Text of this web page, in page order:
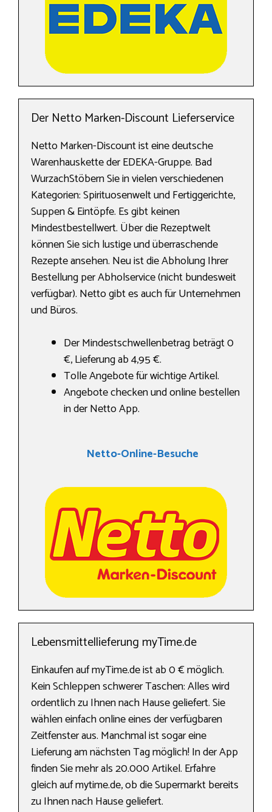
Der Netto Marken-Discount Lieferservice
Netto Marken-Discount ist eine deutsche
Warenhauskette der EDEKA-Gruppe. Bad
WurzachStöbern Sie in vielen verschiedenen
Kategorien: Spirituosenwelt und Fertiggerichte,
Suppen & Eintöpfe. Es gibt keinen
Mindestbestellwert. Über die Rezeptwelt
können Sie sich lustige und überraschende
Rezepte ansehen. Neu ist die Abholung Ihrer
Bestellung per Abholservice (nicht bundesweit
verfügbar). Netto gibt es auch für Unternehmen
und Büros.
Der Mindestschwellenbetrag beträgt 0
€, Lieferung ab 4,95 €.
Tolle Angebote für wichtige Artikel.
Angebote checken und online bestellen
in der Netto App.
Netto-Online-Besuche
Lebensmittellieferung myTime.de
Einkaufen auf myTime.de ist ab 0 € möglich.
Kein Schleppen schwerer Taschen: Alles wird
ordentlich zu Ihnen nach Hause geliefert. Sie
wählen einfach online eines der verfügbaren
Zeitfenster aus. Manchmal ist sogar eine
Lieferung am nächsten Tag möglich! In der App
finden Sie mehr als 20.000 Artikel. Erfahre
gleich auf mytime.de, ob die Supermarkt bereits
zu Ihnen nach Hause geliefert.